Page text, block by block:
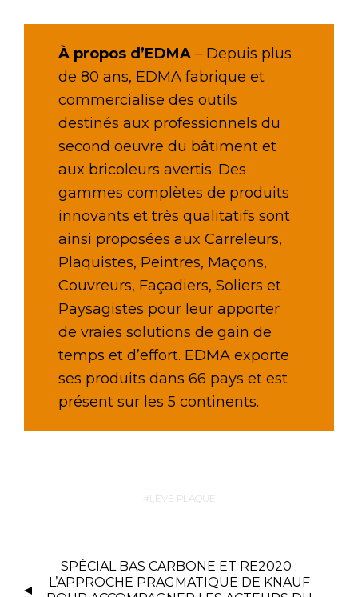
À propos d’EDMA – Depuis plus
de 80 ans, EDMA fabrique et
commercialise des outils
destinés aux professionnels du
second oeuvre du bâtiment et
aux bricoleurs avertis. Des
gammes complètes de produits
innovants et très qualitatifs sont
ainsi proposées aux Carreleurs,
Plaquistes, Peintres, Maçons,
Couvreurs, Façadiers, Soliers et
Paysagistes pour leur apporter
de vraies solutions de gain de
temps et d’effort. EDMA exporte
ses produits dans 66 pays et est
présent sur les 5 continents.
LÈVE PLAQUE
SPÉCIAL BAS CARBONE ET RE2020 :
L’APPROCHE PRAGMATIQUE DE KNAUF